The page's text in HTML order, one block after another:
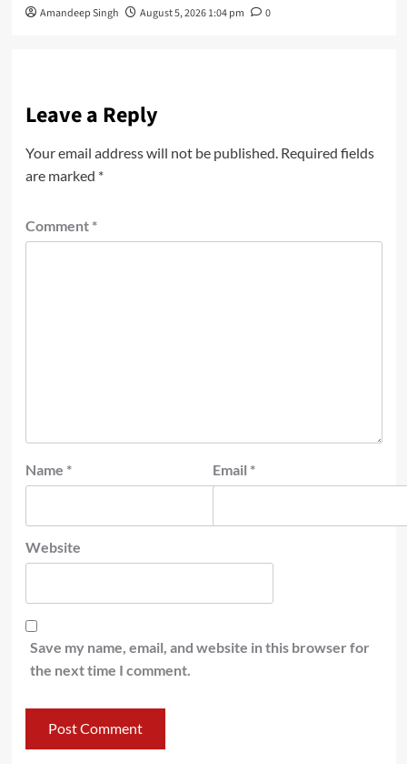
Amandeep Singh August 5, 2026 1:04 pm 0
Leave a Reply
Your email address will not be published. Required fields
are marked *
Comment *
Name * Email *
Website
Save my name, email, and website in this browser for
the next time I comment.